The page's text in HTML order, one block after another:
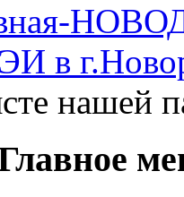
в
нашей